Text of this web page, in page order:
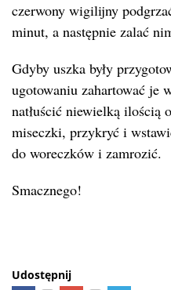
czerwony wigilijny
minut, a następnie zalać
Gdyby uszka były
ugotowaniu zahartować je
natłuścić niewielką ilością
miseczki, przykryć i
do woreczków i zamrozić.
Smacznego!
Udostępnij